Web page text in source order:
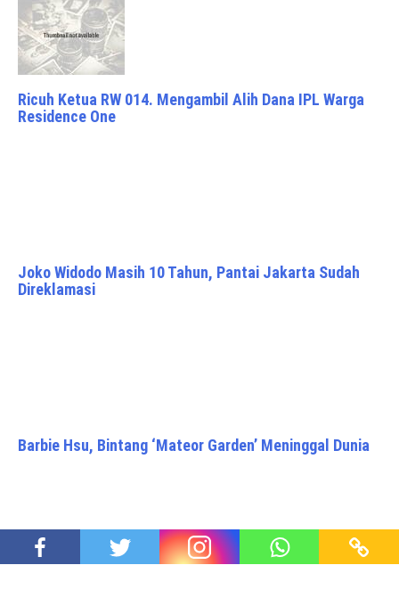
Ricuh Ketua RW 014. Mengambil Alih Dana IPL Warga
Residence One
Joko Widodo Masih 10 Tahun, Pantai Jakarta Sudah
Direklamasi
Barbie Hsu, Bintang ‘Mateor Garden’ Meninggal Dunia